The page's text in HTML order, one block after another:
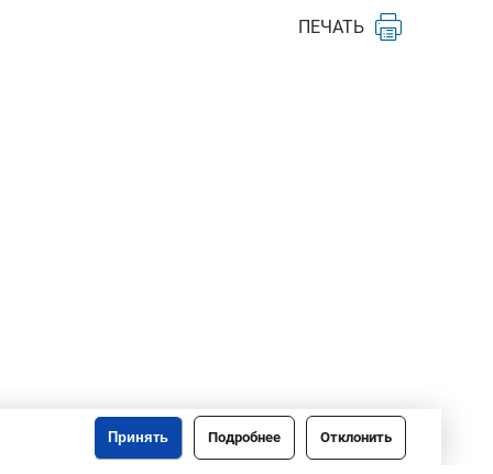
ПЕЧАТЬ
Отклонить
Подробнее
Принять